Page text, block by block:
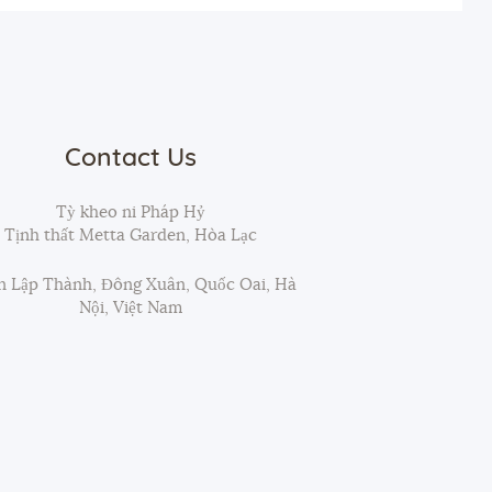
Contact Us
Tỳ kheo ni Pháp Hỷ
Tịnh thất Metta Garden, Hòa Lạc
Lập Thành, Đông Xuân, Quốc Oai, Hà
Nội, Việt Nam